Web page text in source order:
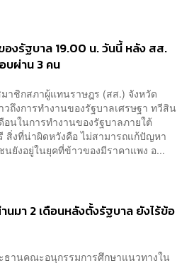
งรัฐบาล 19.00 น. วันนี้ หลัง สส.
บผ่าน 3 คน
าชิกสภาผู้แทนราษฎร (สส.) จังหวัด
ถึงการทำงานของรัฐบาลเศรษฐา ทวีสิน
อนในการทำงานของรัฐบาลภายใต้
สิ่งที่น่าผิดหวังคือ ไม่สามารถแก้ปัญหา
นยังอยู่ในยุคที่ข้าวของมีราคาแพง อ...
มา 2 เดือนหลังตั้งรัฐบาล ยังไร้ข้อ
านคณะอนุกรรมการศึกษาแนวทางใน